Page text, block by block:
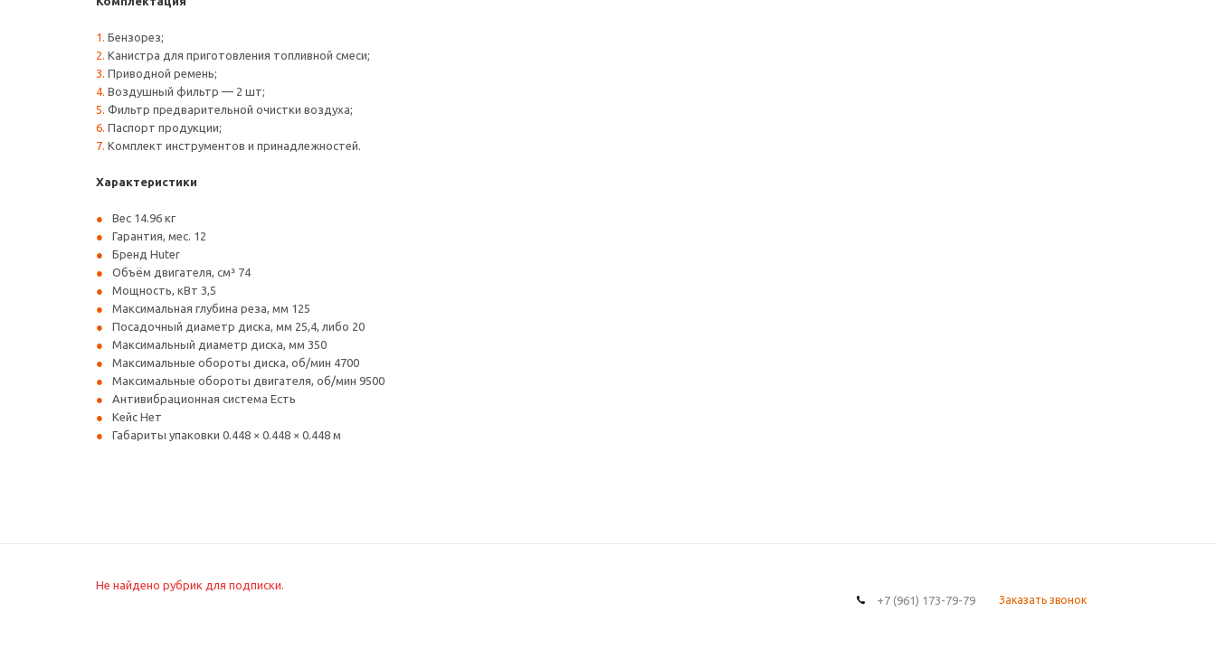
Бензорез;
Канистра для приготовления топливной смеси;
Приводной ремень;
Воздушный фильтр — 2 шт;
Фильтр предварительной очистки воздуха;
Паспорт продукции;
Комплект инструментов и принадлежностей.
Характеристики
Вес 14.96 кг
Гарантия, мес. 12
Бренд Huter
Объём двигателя, см³ 74
Мощность, кВт 3,5
Максимальная глубина реза, мм 125
Посадочный диаметр диска, мм 25,4, либо 20
Максимальный диаметр диска, мм 350
Максимальные обороты диска, об/мин 4700
Максимальные обороты двигателя, об/мин 9500
Антивибрационная система Есть
Кейс Нет
Габариты упаковки 0.448 × 0.448 × 0.448 м
Не найдено рубрик для подписки.
+7 (961) 173-79-79
Заказать звонок